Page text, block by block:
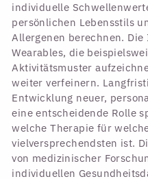
individuelle
persönlichen Lebensstils
Allergenen berechnen.
Wearables, die
Aktivitätsmuster
weiter verfeinern.
Entwicklung neuer,
eine entscheidende Rolle
welche Therapie für
vielversprechendsten ist.
von medizinischer
individuellen